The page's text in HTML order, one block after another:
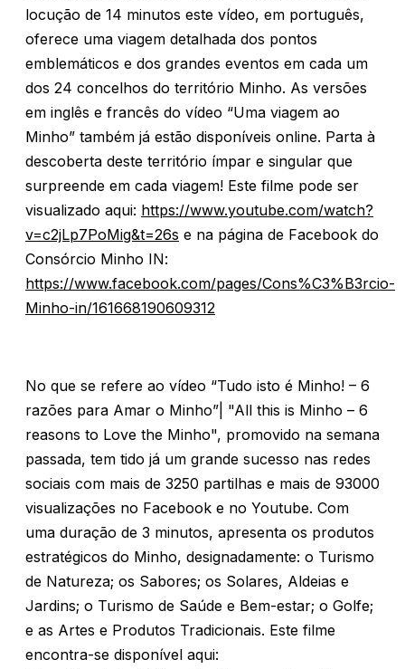
locução de 14 minutos este vídeo, em português,
oferece uma viagem detalhada dos pontos
emblemáticos e dos grandes eventos em cada um
dos 24 concelhos do território Minho. As versões
em inglês e francês do vídeo “Uma viagem ao
Minho” também já estão disponíveis online. Parta à
descoberta deste território ímpar e singular que
surpreende em cada viagem! Este filme pode ser
visualizado aqui: https://www.youtube.com/watch?
v=c2jLp7PoMig&t=26s e na página de Facebook do
Consórcio Minho IN:
https://www.facebook.com/pages/Cons%C3%B3rcio-
Minho-in/161668190609312
No que se refere ao vídeo “Tudo isto é Minho! – 6
razões para Amar o Minho”| "All this is Minho – 6
reasons to Love the Minho", promovido na semana
passada, tem tido já um grande sucesso nas redes
sociais com mais de 3250 partilhas e mais de 93000
visualizações no Facebook e no Youtube. Com
uma duração de 3 minutos, apresenta os produtos
estratégicos do Minho, designadamente: o Turismo
de Natureza; os Sabores; os Solares, Aldeias e
Jardins; o Turismo de Saúde e Bem-estar; o Golfe;
e as Artes e Produtos Tradicionais. Este filme
encontra-se disponível aqui: